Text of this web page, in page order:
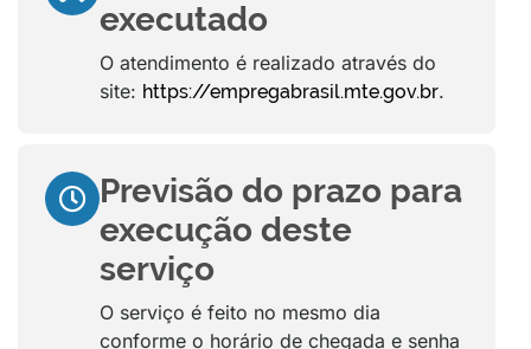
executado
O atendimento é realizado através do
site: https://empregabrasil.mte.gov.br.
Previsão do prazo para
execução deste
serviço
O serviço é feito no mesmo dia
conforme o horário de chegada e senha